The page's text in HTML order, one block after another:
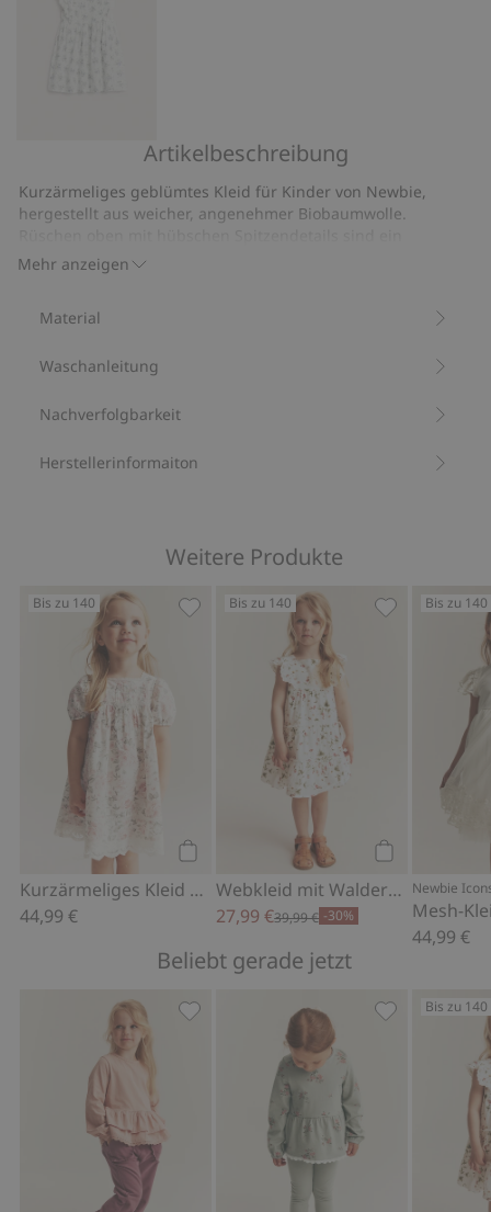
mit
Artikelbeschreibung
Mehr anzeigen
Kurzärmeliges geblümtes Kleid für Kinder von Newbie,
hergestellt aus weicher, angenehmer Biobaumwolle.
dekorativer Blickfang. Hinten mit praktischen Druckknöpfen
Artikelnummer
Material
Waschanleitung
Nachverfolgbarkeit
Herstellerinformaiton
Weitere Produkte
Bis zu 140
Kurzärmeliges Kleid mit Blumenmuster
44,99 €
Kurzärmeliges Kleid mit
Bis zu 140
Webkleid mit Walderdbeeren
27,99 €39,99 € -30%
Webkleid
Bis zu 140
Newbie
44,99 €
Beliebt gerade jetzt
Jogginghose mit Spitzendetails, Zu
Leggings
Bis zu 140